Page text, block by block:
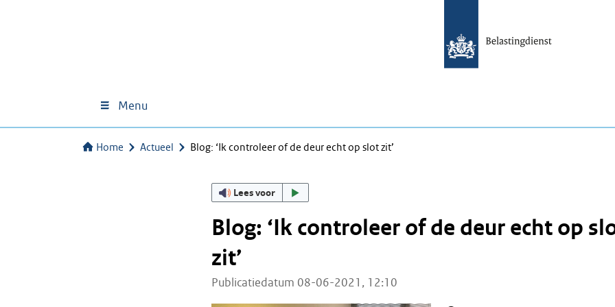
Menu
Home Actueel Blog: ‘Ik controleer of de deur echt op slot zit’
Lees voor
Blog: ‘Ik controleer of de deur echt op
zit’
Publicatiedatum 08-06-2021, 12:10